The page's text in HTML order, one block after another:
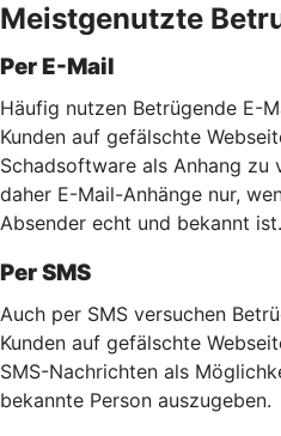
Meistgenutzte
Per E-Mail
Häufig nutzen Betrügende E-
Kunden auf gefälschte
Schadsoftware als Anhang zu
daher E-Mail-Anhänge nur,
Absender echt und bekannt ist.
Per SMS
Auch per SMS versuchen
Kunden auf gefälschte
SMS-Nachrichten als
bekannte Person auszugeben.